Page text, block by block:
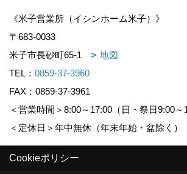
《米子営業所（イシンホーム米子）》
〒683-0033
米子市長砂町65-1
地図
TEL： 0859-37-3960
FAX：0859-37-3961
＜営業時間＞8:00～17:00（日・祭日9:00
＜定休日＞年中無休（年末年始・盆除く）
Cookieポリシー